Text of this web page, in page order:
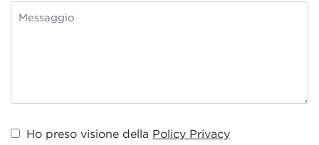
Ho preso visione della Policy Privacy